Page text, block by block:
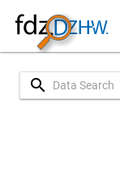
search